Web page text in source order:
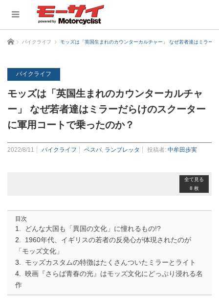
ホーム バイクライフ モッズは「英国生まれのカウンターカルチャー」 なぜ若者達はミラー
バイクライフ
モッズは「英国生まれのカウンターカルチャ
ー」 なぜ若者達はミラーだらけのスクーター
に軍用コートで乗ったのか？
2022/8/11 バイクライフ ベスパ ランブレッタ 投稿者: 中牟田歩実
全て見る
8 枚
目次
どんな大国も「異国の文化」に憧れるもの!?
1960年代、イギリスの若者の反発心が体現されたのが
「モッズ文化」
モッズカスタムの特徴はたくさんついたミラーとライト
映画『さらば青春の光』はモッズ文化にどっぷり浸れる名
作